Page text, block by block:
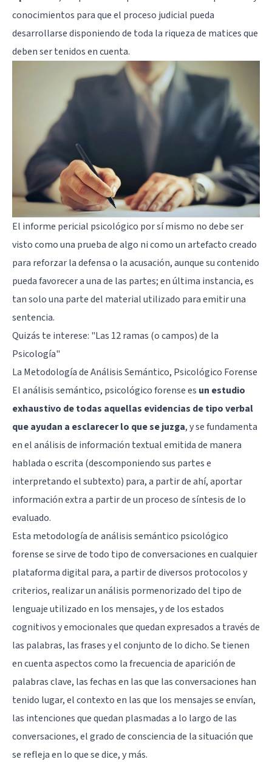
conocimientos para que el proceso judicial pueda
desarrollarse disponiendo de toda la riqueza de matices que
deben ser tenidos en cuenta.
El informe pericial psicológico por sí mismo no debe ser
visto como una prueba de algo ni como un artefacto creado
para reforzar la defensa o la acusación, aunque su contenido
pueda favorecer a una de las partes; en última instancia, es
tan solo una parte del material utilizado para emitir una
sentencia.
Quizás te interese: "Las 12 ramas (o campos) de la
Psicología"
La Metodología de Análisis Semántico, Psicológico Forense
El análisis semántico, psicológico forense es un estudio
exhaustivo de todas aquellas evidencias de tipo verbal
que ayudan a esclarecer lo que se juzga, y se fundamenta
en el análisis de información textual emitida de manera
hablada o escrita (descomponiendo sus partes e
interpretando el subtexto) para, a partir de ahí, aportar
información extra a partir de un proceso de síntesis de lo
evaluado.
Esta metodología de análisis semántico psicológico
forense se sirve de todo tipo de conversaciones en cualquier
plataforma digital para, a partir de diversos protocolos y
criterios, realizar un análisis pormenorizado del tipo de
lenguaje utilizado en los mensajes, y de los estados
cognitivos y emocionales que quedan expresados a través de
las palabras, las frases y el conjunto de lo dicho. Se tienen
en cuenta aspectos como la frecuencia de aparición de
palabras clave, las fechas en las que las conversaciones han
tenido lugar, el contexto en las que los mensajes se envían,
las intenciones que quedan plasmadas a lo largo de las
conversaciones, el grado de consciencia de la situación que
se refleja en lo que se dice, y más.